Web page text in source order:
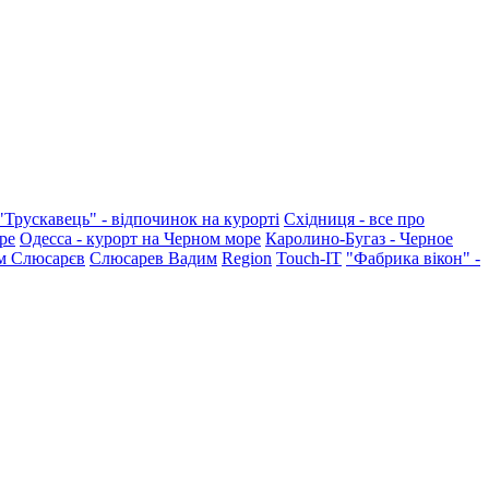
- відпочинок на курорті Східниця - все про
Одесса - курорт на Черном море Каролино-Бугаз - Черное
Слюсарєв Слюсарев Вадим Region Touch-IT "Фабрика вікон" -